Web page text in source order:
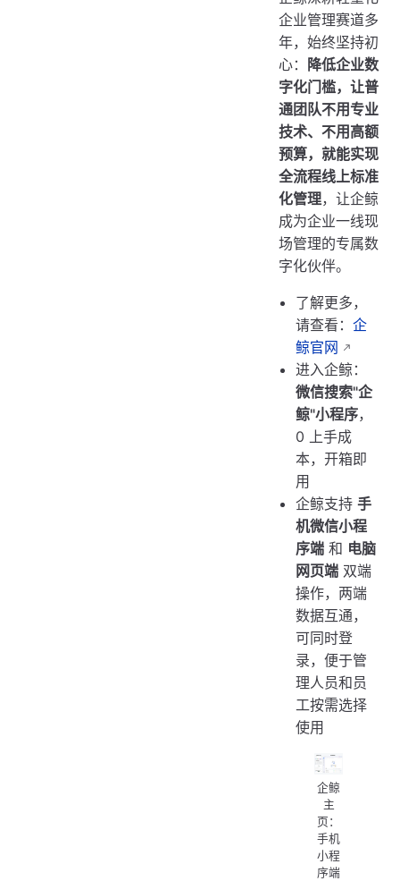
企业管理赛道多
年，始终坚持初
心：
降低企业数
字化门槛，让普
通团队不用专业
技术、不用高额
预算，就能实现
全流程线上标准
化管理，让企鲸
成为企业一线现
场管理的专属数
字化伙伴。
了解更多，
请查看：企
鲸官网
进入企鲸：
微信搜索"企
鲸"小程序，
0 上手成
本，开箱即
用
企鲸支持手
机微信小程
序端 和 电脑
网页端 双端
操作，两端
数据互通，
可同时登
录，便于管
理人员和员
工按需选择
使用
企鲸
主
页：
手机
小程
序端